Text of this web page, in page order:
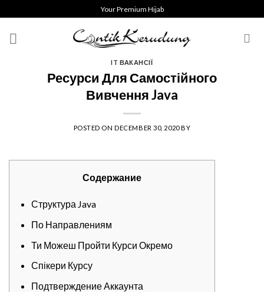
to
content
Your Premium Hijab
IT ВАКАНСІЇ
Ресурси Для Самостійного
Вивчення Java
POSTED ONDECEMBER 30, 2020BY
Содержание
Структура Java
По Направлениям
Ти Можеш Пройти Курси Окремо
Спікери Курсу
Подтверждение Аккаунта